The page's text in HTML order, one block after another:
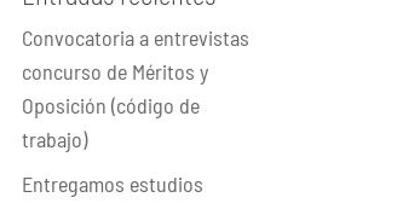
Convocatoria a entrevistas
concurso de Méritos y
Oposición (código de
trabajo)
Entregamos estudios